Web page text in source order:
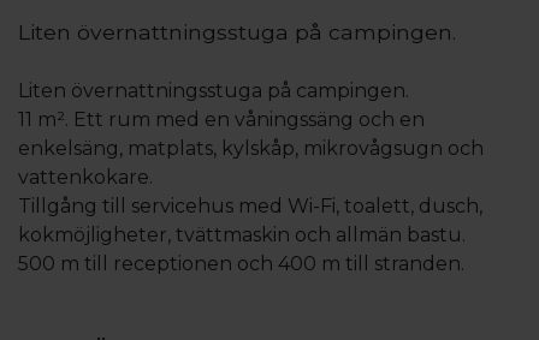
Liten övernattningsstuga på campingen.
Liten övernattningsstuga på campingen.
11 m². Ett rum med en våningssäng och en
enkelsäng, matplats, kylskåp, mikrovågsugn och
vattenkokare.
Tillgång till servicehus med Wi-Fi, toalett, dusch,
kokmöjligheter, tvättmaskin och allmän bastu.
500 m till receptionen och 400 m till stranden.